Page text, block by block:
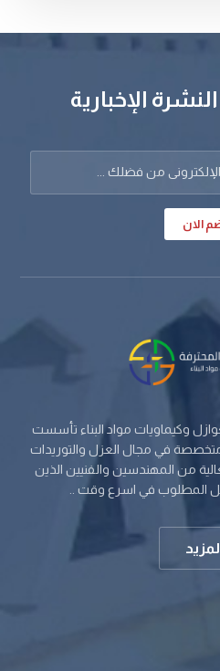
النشرة الإخبارية
الان
وكيماويات مواد البناء تأسست
شركة متخصصة في مجال العزل والتوريدات
من المهندسين والفنيين الذين
المطلوب في اسرع وقت ..